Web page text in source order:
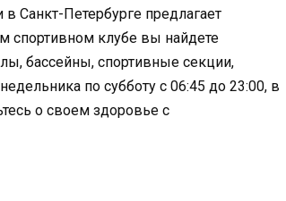
Санкт-Петербурге предлагает
спортивном клубе вы найдете
бассейны, спортивные секции,
по субботу с 06:45 до 23:00, в
о своем здоровье с